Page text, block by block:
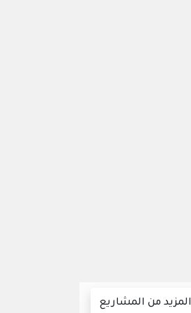
المزيد من المشاريع